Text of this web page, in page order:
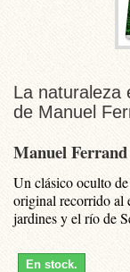
La naturaleza
de Manuel
Manuel Ferrand
Un clásico oculto
original recorrido al
jardines y el río de
En stock.